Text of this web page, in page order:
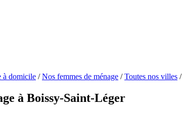
à domicile /Nos femmes de ménage /Toutes nos villes /
à Boissy-Saint-Léger